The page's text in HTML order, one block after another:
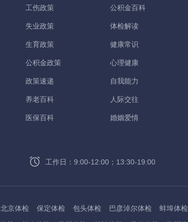
工伤政策
失业政策
生育政策
公积金政策
政策速递
养老百科
医保百科
公积金百科
体检解读
健康常识
心理健康
自我能力
人际交往
婚姻爱情
工作日：9:00-12:00；13:30-19:00
北京体检 保定体检 包头体检 巴彦淖尔体检 蚌埠体检